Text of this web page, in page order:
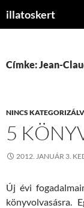
illatoskert
Címke: Jean-
NINCS
5
2012. JANUÁR 3.
Új évi
könyvolvasásra.